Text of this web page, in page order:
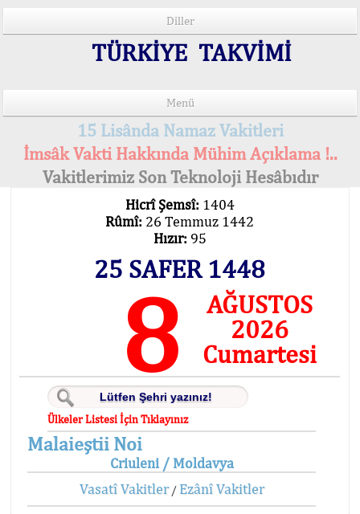
Diller
TÜRKİYE TAKVİMİ
Menü
15 Lisânda Namaz Vakitleri
İmsâk Vakti Hakkında Mühim Açıklama !..
Vakitlerimiz Son Teknoloji Hesâbıdır
Hicrî Şemsî: 1404
Rûmî: 26 Temmuz 1442
Hızır: 95
25 SAFER 1448
8
AĞUSTOS
2026
Cumartesi
Ülkeler Listesi İçin Tıklayınız
Malaieştii Noi
Criuleni / Moldavya
Vasatî Vakitler/ Ezânî Vakitler